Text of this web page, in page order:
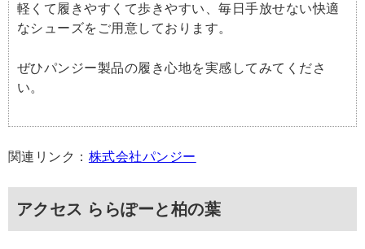
軽くて履きやすくて歩きやすい、毎日手放せない快適
なシューズをご用意しております。
ぜひパンジー製品の履き心地を実感してみてくださ
い。
関連リンク： 株式会社パンジー
アクセス ららぽーと柏の葉